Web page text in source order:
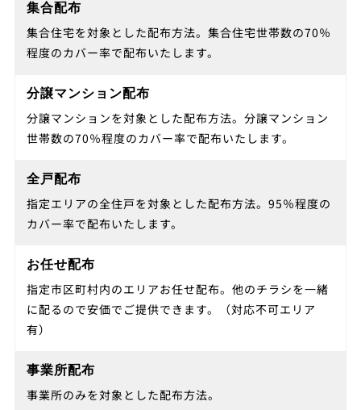
集合配布
集合住宅を対象とした配布方法。集合住宅世帯数の70％
程度のカバー率で配布いたします。
分譲マンション配布
分譲マンションを対象とした配布方法。分譲マンション
世帯数の70％程度のカバー率で配布いたします。
全戸配布
指定エリアの全住戸を対象とした配布方法。95％程度の
カバー率で配布いたします。
お任せ配布
指定市区町村内のエリアお任せ配布。他のチラシを一緒
に配るので安価でご提供できます。（対応不可エリア
有）
事業所配布
事業所のみを対象とした配布方法。